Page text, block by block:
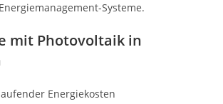
Systeme.
mit Photovoltaik in
Energiekosten